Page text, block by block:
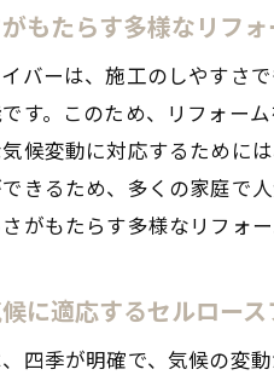
もたらす多様なリフ
バーは、施工のしやすさ
す。このため、リフォー
候変動に対応するために
きるため、多くの家庭で
がもたらす多様なリフォ
に適応するセルロー
四季が明確で、気候の変